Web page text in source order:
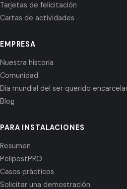
Tarjetas de felicitación
Cartas de actividades
EMPRESA
Nuestra historia
Comunidad
Día mundial del ser querido
Blog
PARA INSTALACIONES
Resumen
PelipostPRO
Casos prácticos
Solicitar una demostración